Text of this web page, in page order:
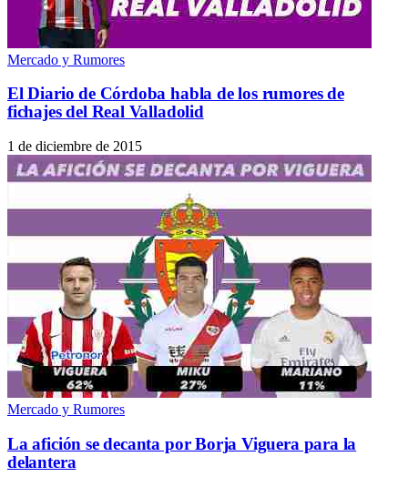
Mercado y Rumores
El Diario de Córdoba habla de los rumores de
fichajes del Real Valladolid
1 de diciembre de 2015
Mercado y Rumores
La afición se decanta por Borja Viguera para la
delantera